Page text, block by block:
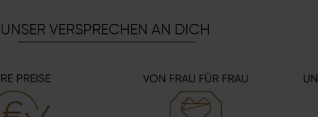
UNSER VERSPRECHEN AN DICH